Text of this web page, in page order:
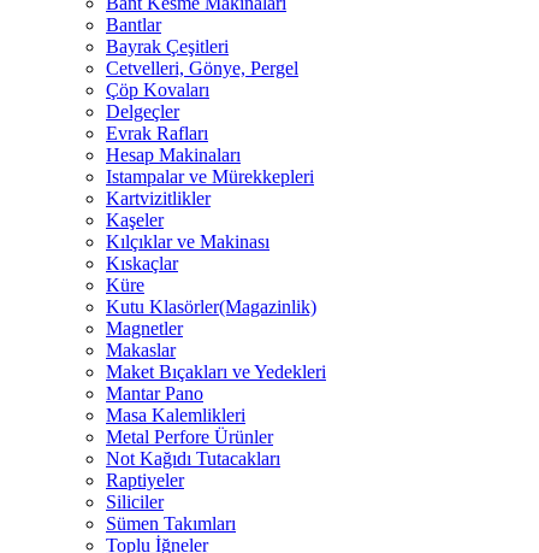
Bantlar
Bayrak Çeşitleri
Cetvelleri, Gönye, Pergel
Çöp Kovaları
Delgeçler
Evrak Rafları
Hesap Makinaları
Istampalar ve Mürekkepleri
Kartvizitlikler
Kaşeler
Kılçıklar ve Makinası
Kıskaçlar
Küre
Kutu Klasörler(Magazinlik)
Magnetler
Makaslar
Maket Bıçakları ve Yedekleri
Mantar Pano
Masa Kalemlikleri
Metal Perfore Ürünler
Not Kağıdı Tutacakları
Raptiyeler
Siliciler
Sümen Takımları
Toplu İğneler